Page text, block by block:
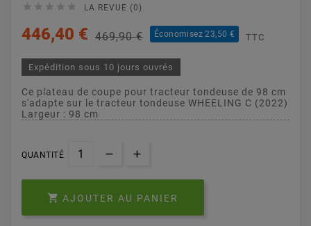
     LA REVUE (0)
446,40 € 469,90 € Économisez 23,50 € TTC
Expédition sous 10 jours ouvrés
Ce plateau de coupe pour tracteur tondeuse de 98 cm
s'adapte sur le tracteur tondeuse WHEELING C (2022)
Largeur : 98 cm
QUANTITÉ
 AJOUTER AU PANIER